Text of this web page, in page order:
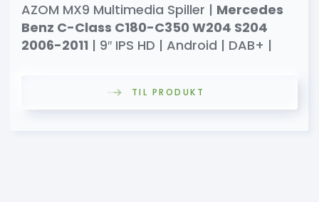
AZOM MX9 Multimedia Spiller | Mercedes
Benz C-Class C180-C350 W204 S204
2006-2011 | 9″ IPS HD | Android | DAB+ |
TIL PRODUKT